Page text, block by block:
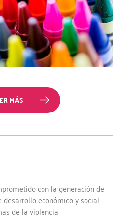
MÁS
con la generación de
desarrollo económico y social
de la violencia